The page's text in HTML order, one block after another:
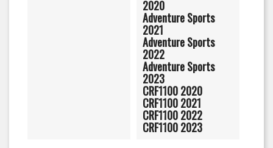
2020
Adventure Sports
2021
Adventure Sports
2022
Adventure Sports
2023
CRF1100 2020
CRF1100 2021
CRF1100 2022
CRF1100 2023